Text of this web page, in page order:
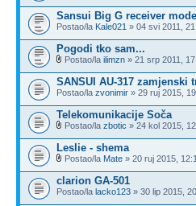
Sansui Big G receiver
Postao/la Kale021 » 04 svi 2011,
Pogodi tko sam...
Postao/la ilimzn » 21 srp 2011,
SANSUI AU-317 zamjenski
Postao/la zvonimir » 29 ruj 2015,
Telekomunikacije Soča
Postao/la zbotic » 24 kol 2015,
Leslie - shema
Postao/la Mate » 20 ruj 2015,
clarion GA-501
Postao/la lacko123 » 30 lip 2015,